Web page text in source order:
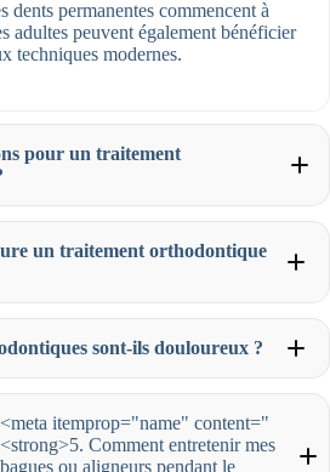
dents permanentes commencent à
adultes peuvent également bénéficier
techniques modernes.
pour un traitement
un traitement orthodontique
sont-ils douloureux ?
<meta itemprop="name" content="
<strong>5. Comment entretenir mes
bagues ou aligneurs pendant le